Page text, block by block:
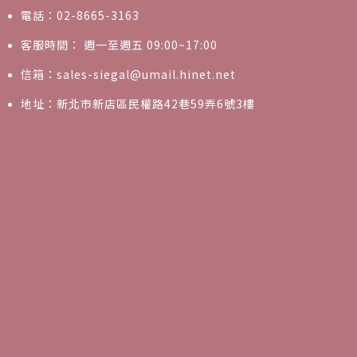
電話：02-8665-3163
客服時間： 週一至週五 09:00~17:00
信箱：sales-siegal@umail.hinet.net
地址：新北市新店區民權路42巷59弄6號3樓